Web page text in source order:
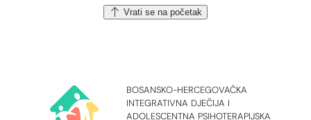
Vrati se na početak
BOSANSKO-HERCEGOVAČKA
INTEGRATIVNA DJEČIJA I
ADOLESCENTNA PSIHOTERAPIJSKA